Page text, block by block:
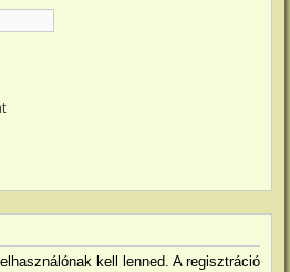
kell lenned. A regisztráció